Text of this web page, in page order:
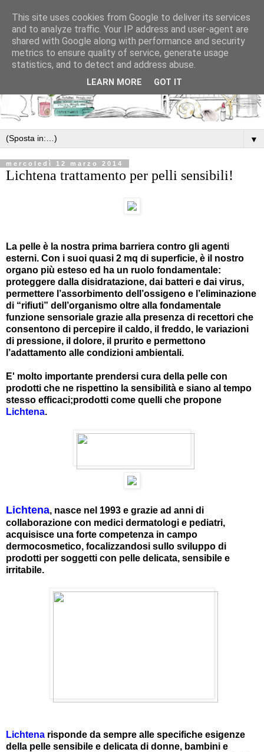
▼
mercoledì 12 marzo 2014
Lichtena trattamento per pelli sensibili!
La pelle è la nostra prima barriera contro gli agenti
esterni. Con i suoi quasi 2 mq di superficie, è il nostro
organo più esteso ed ha un ruolo fondamentale:
proteggere dalla disidratazione, dai batteri e dai virus,
permettere l’assorbimento dell’ossigeno e l’eliminazione
di “rifiuti” dell’organismo oltre alla fondamentale
funzione sensoriale grazie alla presenza di recettori che
consentono di percepire il caldo, il freddo, le variazioni
di pressione, il dolore, il prurito e permettono
l’adattamento alle condizioni ambientali.
E' molto importante prendersi cura della pelle con
prodotti che ne rispettino la sensibilità e siano al tempo
stesso efficaci;prodotti come quelli che propone
Lichtena.
Lichtena, nasce nel 1993 e grazie ad anni di
collaborazione con medici dermatologi e pediatri,
acquisisce una forte competenza in campo
dermocosmetico, focalizzandosi sullo sviluppo di
prodotti per soggetti con pelle delicata, sensibile e
irritabile.
Lichtena risponde da sempre alle specifiche esigenze
della pelle sensibile e delicata di donne, bambini e
This site uses cookies from Google to deliver its services
and to analyze traffic. Your IP address and user-agent are
shared with Google along with performance and security
metrics to ensure quality of service, generate usage
statistics, and to detect and address abuse.
LEARN MORE GOT IT